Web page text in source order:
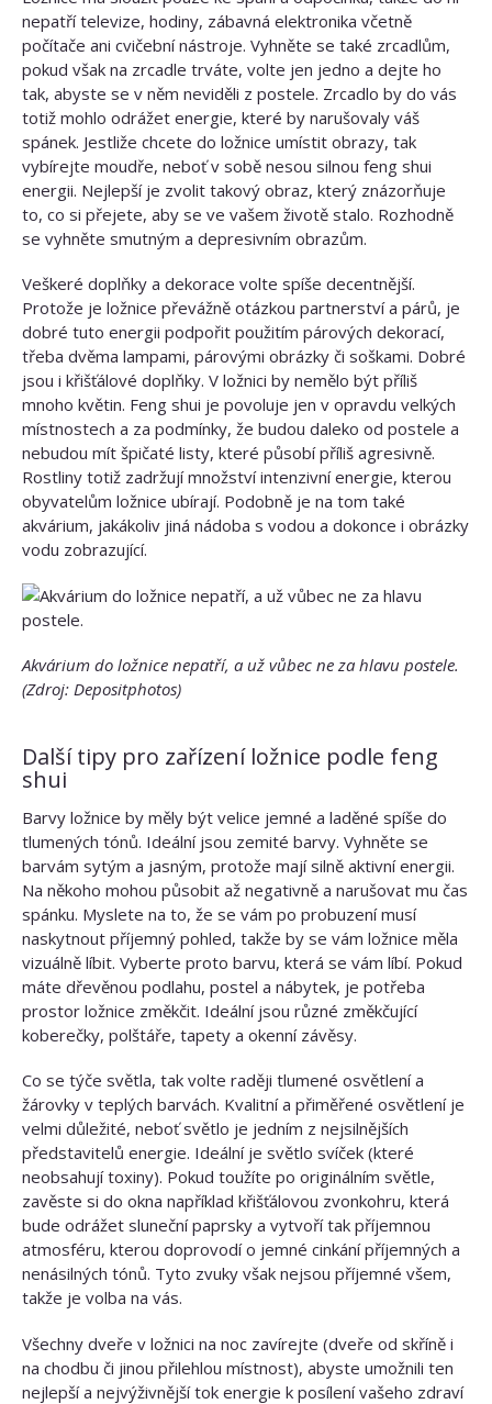
nepatří televize, hodiny, zábavná elektronika včetně
počítače ani cvičební nástroje. Vyhněte se také zrcadlům,
pokud však na zrcadle trváte, volte jen jedno a dejte ho
tak, abyste se v něm neviděli z postele. Zrcadlo by do vás
totiž mohlo odrážet energie, které by narušovaly váš
spánek. Jestliže chcete do ložnice umístit obrazy, tak
vybírejte moudře, neboť v sobě nesou silnou feng shui
energii. Nejlepší je zvolit takový obraz, který znázorňuje
to, co si přejete, aby se ve vašem životě stalo. Rozhodně
se vyhněte smutným a depresivním obrazům.
Veškeré doplňky a dekorace volte spíše decentnější.
Protože je ložnice převážně otázkou partnerství a párů, je
dobré tuto energii podpořit použitím párových dekorací,
třeba dvěma lampami, párovými obrázky či soškami. Dobré
jsou i křišťálové doplňky. V ložnici by nemělo být příliš
mnoho květin. Feng shui je povoluje jen v opravdu velkých
místnostech a za podmínky, že budou daleko od postele a
nebudou mít špičaté listy, které působí příliš agresivně.
Rostliny totiž zadržují množství intenzivní energie, kterou
obyvatelům ložnice ubírají. Podobně je na tom také
akvárium, jakákoliv jiná nádoba s vodou a dokonce i obrázky
vodu zobrazující.
Akvárium do ložnice nepatří, a už vůbec ne za hlavu postele.
(Zdroj: Depositphotos)
Další tipy pro zařízení ložnice podle feng
shui
Barvy ložnice by měly být velice jemné a laděné spíše do
tlumených tónů. Ideální jsou zemité barvy. Vyhněte se
barvám sytým a jasným, protože mají silně aktivní energii.
Na někoho mohou působit až negativně a narušovat mu čas
spánku. Myslete na to, že se vám po probuzení musí
naskytnout příjemný pohled, takže by se vám ložnice měla
vizuálně líbit. Vyberte proto barvu, která se vám líbí. Pokud
máte dřevěnou podlahu, postel a nábytek, je potřeba
prostor ložnice změkčit. Ideální jsou různé změkčující
koberečky, polštáře, tapety a okenní závěsy.
Co se týče světla, tak volte raději tlumené osvětlení a
žárovky v teplých barvách. Kvalitní a přiměřené osvětlení je
velmi důležité, neboť světlo je jedním z nejsilnějších
představitelů energie. Ideální je světlo svíček (které
neobsahují toxiny). Pokud toužíte po originálním světle,
zavěste si do okna například křišťálovou zvonkohru, která
bude odrážet sluneční paprsky a vytvoří tak příjemnou
atmosféru, kterou doprovodí o jemné cinkání příjemných a
nenásilných tónů. Tyto zvuky však nejsou příjemné všem,
takže je volba na vás.
Všechny dveře v ložnici na noc zavírejte (dveře od skříně i
na chodbu či jinou přilehlou místnost), abyste umožnili ten
nejlepší a nejvýživnější tok energie k posílení vašeho zdraví